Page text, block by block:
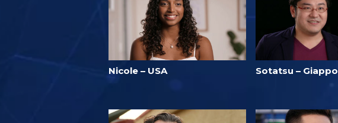
Nicole – USA Sotatsu –